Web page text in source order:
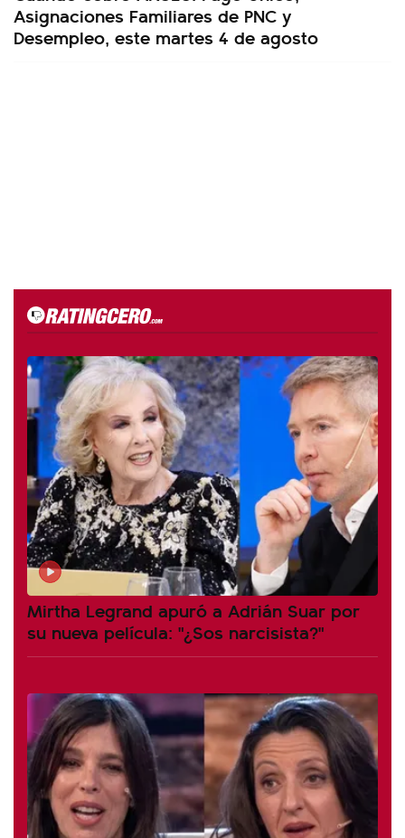
Asignaciones Familiares de PNC y
Desempleo, este martes 4 de agosto
Mirtha Legrand apuró a Adrián Suar por
su nueva película: "¿Sos narcisista?"